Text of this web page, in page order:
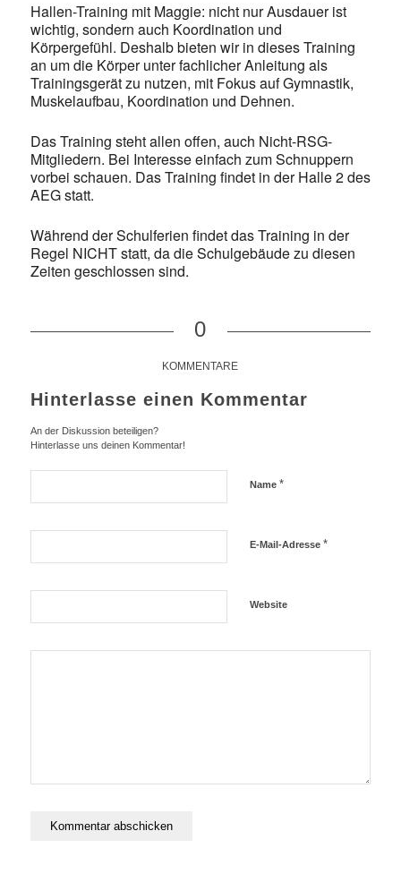
Hallen-Training mit Maggie: nicht nur Ausdauer ist
wichtig, sondern auch Koordination und
Körpergefühl. Deshalb bieten wir in dieses Training
an um die Körper unter fachlicher Anleitung als
Trainingsgerät zu nutzen, mit Fokus auf Gymnastik,
Muskelaufbau, Koordination und Dehnen.
Das Training steht allen offen, auch Nicht-RSG-
Mitgliedern. Bei Interesse einfach zum Schnuppern
vorbei schauen. Das Training findet in der Halle 2 des
AEG statt.
Während der Schulferien findet das Training in der
Regel NICHT statt, da die Schulgebäude zu diesen
Zeiten geschlossen sind.
0
KOMMENTARE
Hinterlasse einen Kommentar
An der Diskussion beteiligen?
Hinterlasse uns deinen Kommentar!
Name *
E-Mail-Adresse *
Website